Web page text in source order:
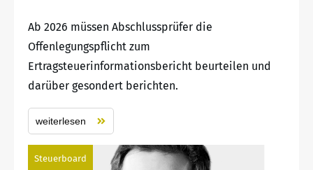
Ab 2026 müssen Abschlussprüfer die
Offenlegungspflicht zum
Ertragsteuerinformationsbericht beurteilen und
darüber gesondert berichten.
weiterlesen
Steuerboard